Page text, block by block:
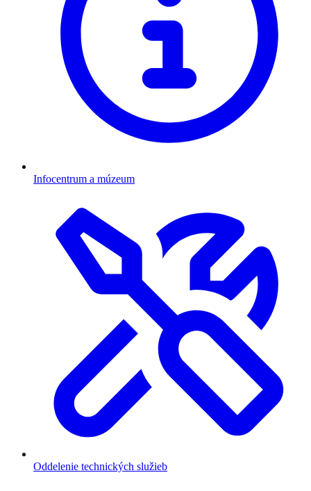
Infocentrum a múzeum
Oddelenie technických služieb